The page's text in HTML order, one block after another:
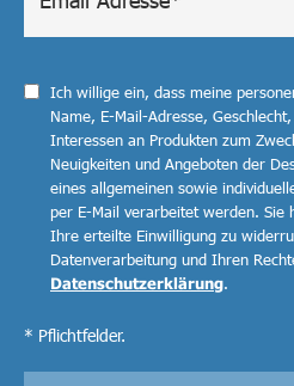
Ich willige ein, dass meine
Name, E-Mail-Adresse,
Interessen an Produkten zum
Neuigkeiten und Angeboten der
eines allgemeinen sowie
per E-Mail verarbeitet werden. Sie
Ihre erteilte Einwilligung zu
Datenverarbeitung und Ihren
Datenschutzerklärung.
* Pflichtfelder.